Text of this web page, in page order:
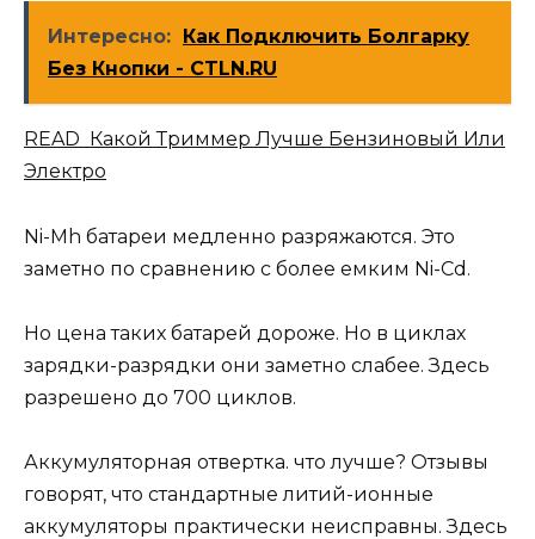
Интересно:
Как Подключить Болгарку
Без Кнопки - CTLN.RU
READ Какой Триммер Лучше Бензиновый Или
Электро
Ni-Mh батареи медленно разряжаются. Это
заметно по сравнению с более емким Ni-Cd.
Но цена таких батарей дороже. Но в циклах
зарядки-разрядки они заметно слабее. Здесь
разрешено до 700 циклов.
Аккумуляторная отвертка. что лучше? Отзывы
говорят, что стандартные литий-ионные
аккумуляторы практически неисправны. Здесь